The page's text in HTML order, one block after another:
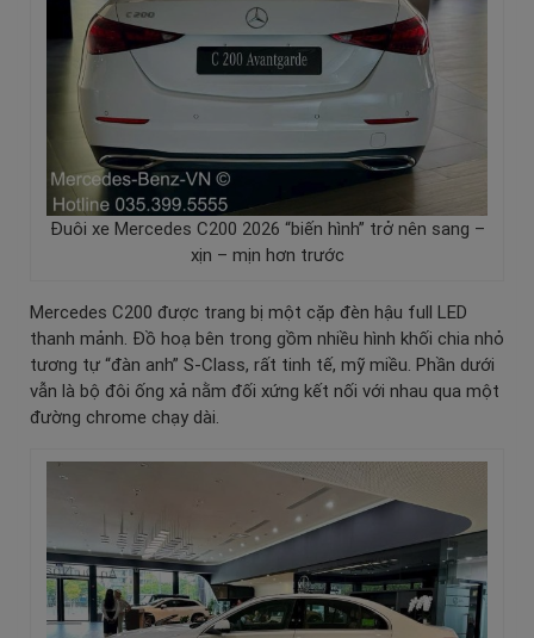
Đuôi xe Mercedes C200 2026 “biến hình” trở nên sang –
xịn – mịn hơn trước
Mercedes C200 được trang bị một cặp đèn hậu full LED
thanh mảnh. Đồ hoạ bên trong gồm nhiều hình khối chia nhỏ
tương tự “đàn anh” S-Class, rất tinh tế, mỹ miều. Phần dưới
vẫn là bộ đôi ống xả nằm đối xứng kết nối với nhau qua một
đường chrome chạy dài.